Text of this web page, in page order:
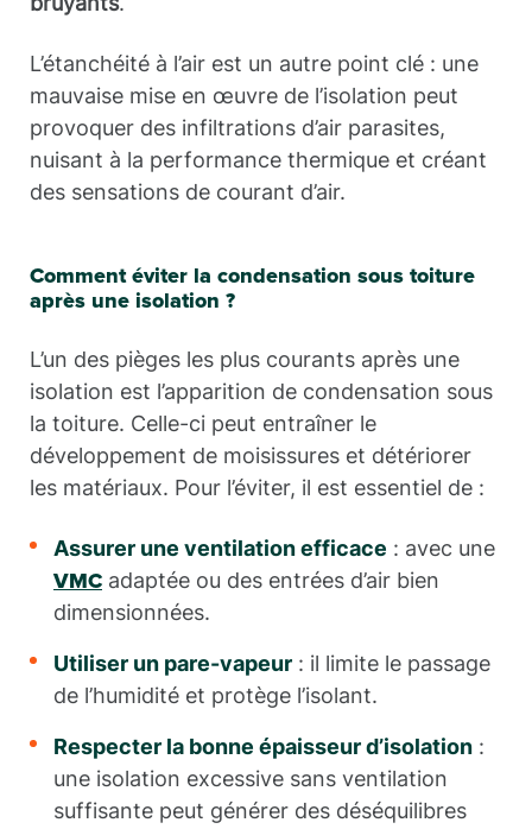
L’étanchéité à l’air est un autre point clé : une
mauvaise mise en œuvre de l’isolation peut
provoquer des infiltrations d’air parasites,
nuisant à la performance thermique et créant
des sensations de courant d’air.
Comment éviter la condensation sous toiture
après une isolation ?
L’un des pièges les plus courants après une
isolation est l’apparition de condensation sous
la toiture. Celle-ci peut entraîner le
développement de moisissures et détériorer
les matériaux. Pour l’éviter, il est essentiel de :
Assurer une ventilation efficace : avec une
VMC adaptée ou des entrées d’air bien
dimensionnées.
Utiliser un pare-vapeur : il limite le passage
de l’humidité et protège l’isolant.
Respecter la bonne épaisseur d’isolation :
une isolation excessive sans ventilation
suffisante peut générer des déséquilibres